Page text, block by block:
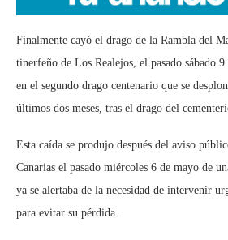
Finalmente cayó el drago de la Rambla del
tinerfeño de Los Realejos, el pasado sábado
en el segundo drago centenario que se
últimos dos meses, tras el drago del
Esta caída se produjo después del aviso
Canarias el pasado miércoles 6 de mayo de
ya se alertaba de la necesidad de intervenir
para evitar su pérdida.